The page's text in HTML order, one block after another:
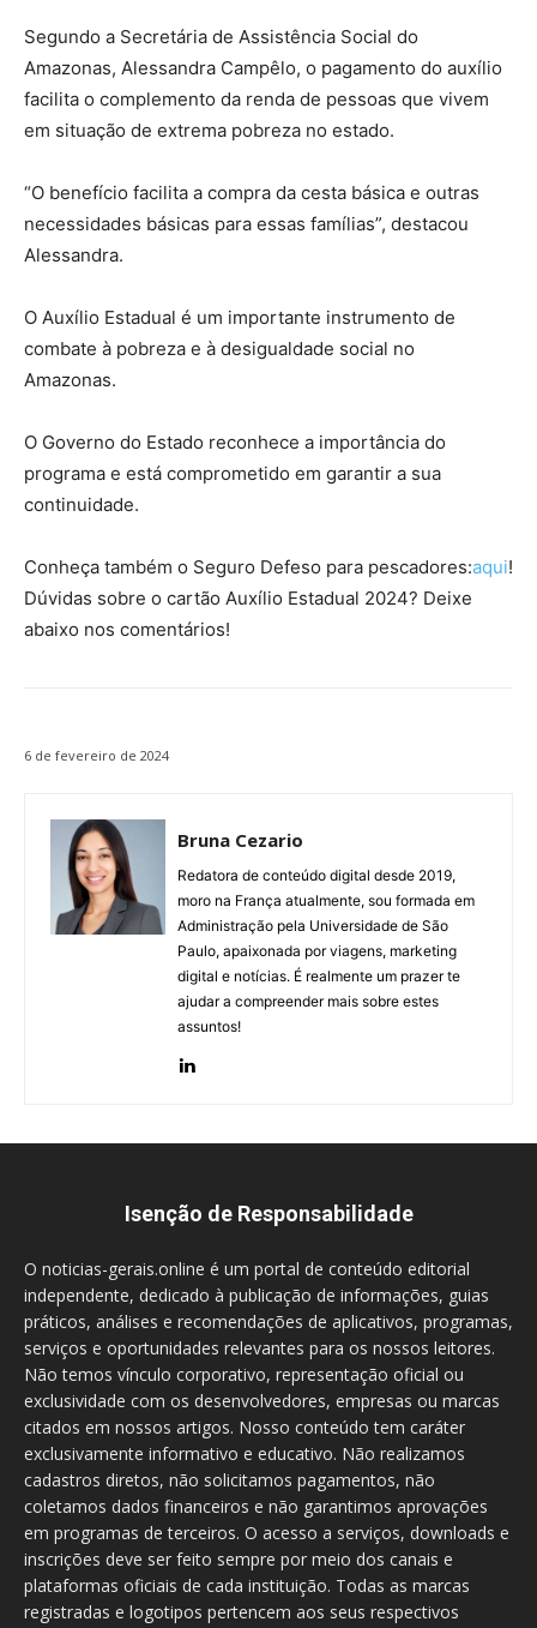
Segundo a Secretária de Assistência Social do
Amazonas, Alessandra Campêlo, o pagamento do auxílio
facilita o complemento da renda de pessoas que vivem
em situação de extrema pobreza no estado.
“O benefício facilita a compra da cesta básica e outras
necessidades básicas para essas famílias”, destacou
Alessandra.
O Auxílio Estadual é um importante instrumento de
combate à pobreza e à desigualdade social no
Amazonas.
O Governo do Estado reconhece a importância do
programa e está comprometido em garantir a sua
continuidade.
Conheça também o Seguro Defeso para pescadores:aqui!
Dúvidas sobre o cartão Auxílio Estadual 2024? Deixe
abaixo nos comentários!
6 de fevereiro de 2024
Bruna Cezario
Redatora de conteúdo digital desde 2019,
moro na França atualmente, sou formada em
Administração pela Universidade de São
Paulo, apaixonada por viagens, marketing
digital e notícias. É realmente um prazer te
ajudar a compreender mais sobre estes
assuntos!
Isenção de Responsabilidade
O noticias-gerais.online é um portal de conteúdo editorial
independente, dedicado à publicação de informações, guias
práticos, análises e recomendações de aplicativos, programas,
serviços e oportunidades relevantes para os nossos leitores.
Não temos vínculo corporativo, representação oficial ou
exclusividade com os desenvolvedores, empresas ou marcas
citados em nossos artigos. Nosso conteúdo tem caráter
exclusivamente informativo e educativo. Não realizamos
cadastros diretos, não solicitamos pagamentos, não
coletamos dados financeiros e não garantimos aprovações
em programas de terceiros. O acesso a serviços, downloads e
inscrições deve ser feito sempre por meio dos canais e
plataformas oficiais de cada instituição. Todas as marcas
registradas e logotipos pertencem aos seus respectivos